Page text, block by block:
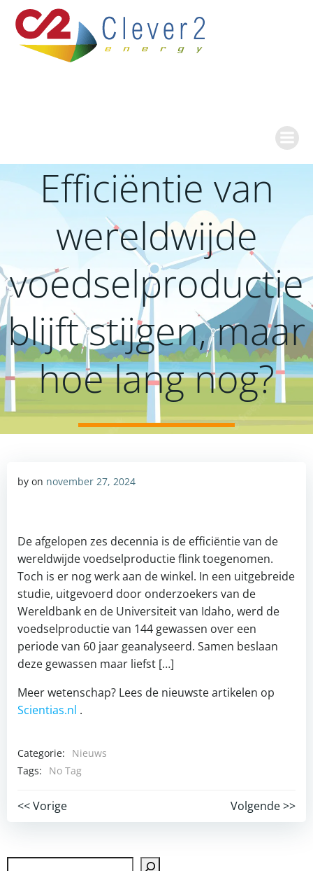
naar
de
inhoud
Efficiëntie van
wereldwijde
voedselproductie
blijft stijgen, maar
hoe lang nog?
by on november 27, 2024
De afgelopen zes decennia is de efficiëntie van de
wereldwijde voedselproductie flink toegenomen.
Toch is er nog werk aan de winkel. In een uitgebreide
studie, uitgevoerd door onderzoekers van de
Wereldbank en de Universiteit van Idaho, werd de
voedselproductie van 144 gewassen over een
periode van 60 jaar geanalyseerd. Samen beslaan
deze gewassen maar liefst […]
Meer wetenschap? Lees de nieuwste artikelen op
Scientias.nl .
Categorie:
Nieuws
Tags:
No Tag
Post
navigation
<< Vorige
Post
navigation
Volgende >>